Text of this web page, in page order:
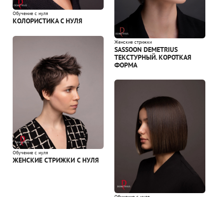
Обучение с нуля
КОЛОРИСТИКА С НУЛЯ
Женские стрижки
SASSOON DEMETRIUS
ТЕКСТУРНЫЙ. КОРОТКАЯ
ФОРМА
Обучение с нуля
ЖЕНСКИЕ СТРИЖКИ С НУЛЯ